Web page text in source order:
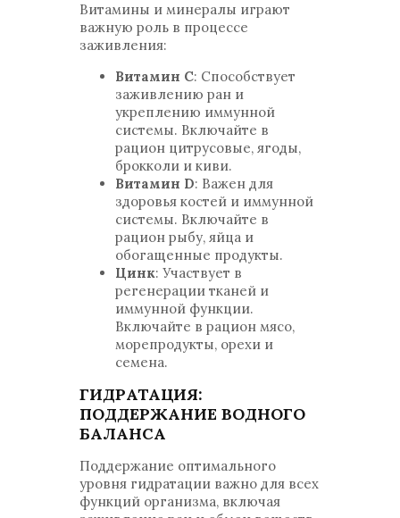
Витамины и минералы играют
важную роль в процессе
заживления:
Витамин C: Способствует
заживлению ран и
укреплению иммунной
системы. Включайте в
рацион цитрусовые, ягоды,
брокколи и киви.
Витамин D: Важен для
здоровья костей и иммунной
системы. Включайте в
рацион рыбу, яйца и
обогащенные продукты.
Цинк: Участвует в
регенерации тканей и
иммунной функции.
Включайте в рацион мясо,
морепродукты, орехи и
семена.
ГИДРАТАЦИЯ:
ПОДДЕРЖАНИЕ ВОДНОГО
БАЛАНСА
Поддержание оптимального
уровня гидратации важно для всех
функций организма, включая